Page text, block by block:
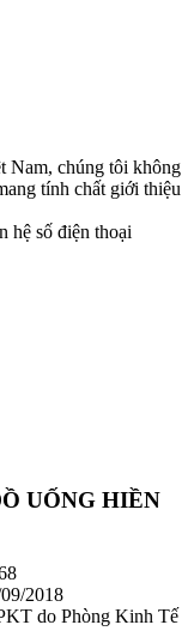
Nam, chúng tôi không
tính chất giới thiệu
hệ số điện thoại
UỐNG HIỀN
2018
do Phòng Kinh Tế